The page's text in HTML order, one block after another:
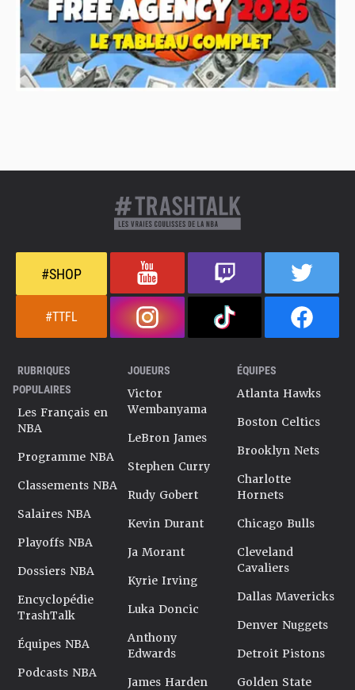
#SHOP
#TTFL
RUBRIQUES
POPULAIRES
Les Français en
NBA
Programme NBA
Classements NBA
Salaires NBA
Playoffs NBA
Dossiers NBA
Encyclopédie
TrashTalk
Équipes NBA
Podcasts NBA
JOUEURS
Victor
Wembanyama
LeBron James
Stephen Curry
Rudy Gobert
Kevin Durant
Ja Morant
Kyrie Irving
Luka Doncic
Anthony
Edwards
James Harden
ÉQUIPES
Atlanta Hawks
Boston Celtics
Brooklyn Nets
Charlotte
Hornets
Chicago Bulls
Cleveland
Cavaliers
Dallas Mavericks
Denver Nuggets
Detroit Pistons
Golden State